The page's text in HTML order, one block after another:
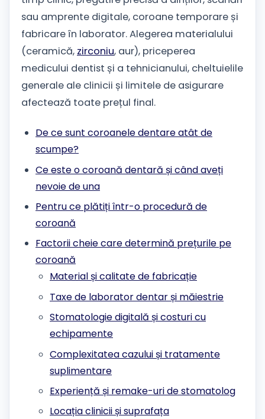
sau amprente digitale, coroane temporare și
fabricare în laborator. Alegerea materialului
(ceramică, zirconiu, aur), priceperea
medicului dentist și a tehnicianului, cheltuielile
generale ale clinicii și limitele de asigurare
afectează toate prețul final.
De ce sunt coroanele dentare atât de
scumpe?
Ce este o coroană dentară și când aveți
nevoie de una
Pentru ce plătiți într-o procedură de
coroană
Factorii cheie care determină prețurile pe
coroană
Material și calitate de fabricație
Taxe de laborator dentar și măiestrie
Stomatologie digitală și costuri cu
echipamente
Complexitatea cazului și tratamente
suplimentare
Experiență și remake-uri de stomatolog
Locația clinicii și suprafața